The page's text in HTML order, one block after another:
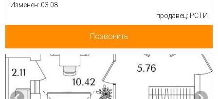
Изменен: 03.08
продавец: РСТИ
Позвонить